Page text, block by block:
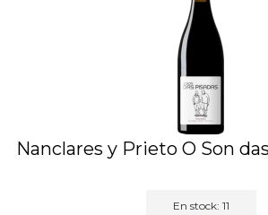
Nanclares y Prieto O Son
En stock: 11